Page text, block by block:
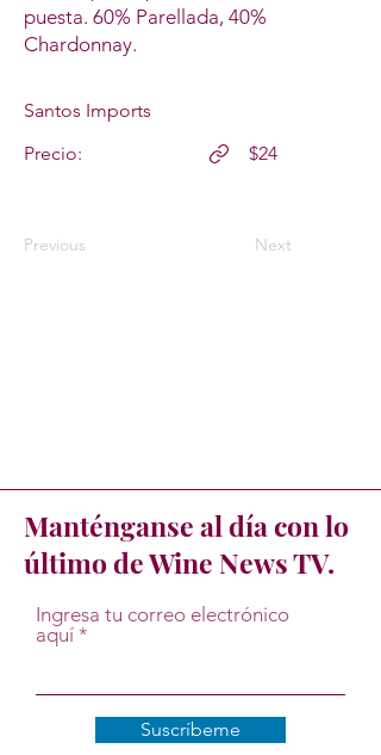
puesta. 60% Parellada, 40%
Chardonnay.
Santos Imports
Precio:
Previous
$24
Next
Manténganse al día con lo
último de Wine News TV.
Ingresa tu correo electrónico
aquí
Suscríbeme